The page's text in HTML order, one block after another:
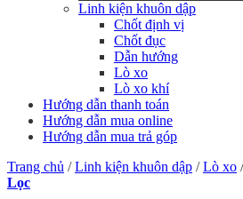
Linh kiện khuôn dập
Chốt định vị
Chốt đục
Dẫn hướng
Lò xo
Lò xo khí
Hướng dẫn thanh toán
Hướng dẫn mua online
Hướng dẫn mua trả góp
Trang chủ / Linh kiện khuôn dập / Lò xo /
Lọc